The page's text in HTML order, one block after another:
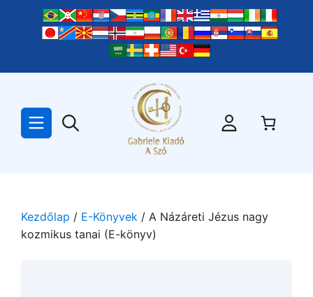
tartalomba
Kezdőlap / E-Könyvek / A Názáreti Jézus nagy
kozmikus tanai (E-könyv)